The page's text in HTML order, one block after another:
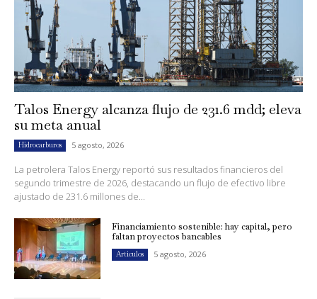
Talos Energy alcanza flujo de 231.6 mdd; eleva
su meta anual
Hidrocarburos 5 agosto, 2026
La petrolera Talos Energy reportó sus resultados financieros del
segundo trimestre de 2026, destacando un flujo de efectivo libre
ajustado de 231.6 millones de...
Financiamiento sostenible: hay capital, pero
faltan proyectos bancables
Artículos 5 agosto, 2026